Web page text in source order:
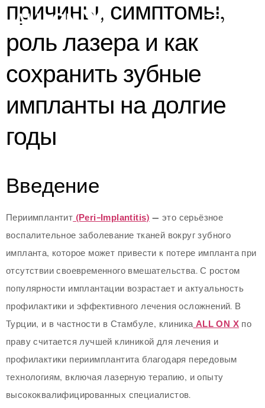
причины, симптомы,
роль лазера и как
сохранить зубные
импланты на долгие
годы
Введение
Периимплантит(Peri-Implantitis)— это серьёзное
воспалительное заболевание тканей вокруг зубного
импланта, которое может привести к потере импланта при
отсутствии своевременного вмешательства. С ростом
популярности имплантации возрастает и актуальность
профилактики и эффективного лечения осложнений. В
Турции, и в частности в Стамбуле, клиникаALL ON X по
праву считается лучшей клиникой для лечения и
профилактики периимплантита благодаря передовым
технологиям, включая лазерную терапию, и опыту
высококвалифицированных специалистов.